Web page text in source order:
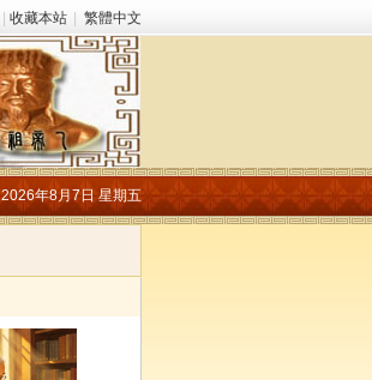
收藏本站 繁體中文
2026年8月7日 星期五